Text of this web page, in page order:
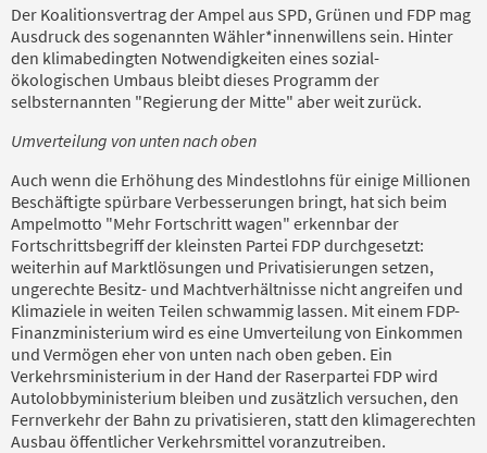
Der Koalitionsvertrag der Ampel aus SPD, Grünen und FDP mag
Ausdruck des sogenannten Wähler*innenwillens sein. Hinter
den klimabedingten Notwendigkeiten eines sozial-
ökologischen Umbaus bleibt dieses Programm der
selbsternannten "Regierung der Mitte" aber weit zurück.
Umverteilung von unten nach oben
Auch wenn die Erhöhung des Mindestlohns für einige Millionen
Beschäftigte spürbare Verbesserungen bringt, hat sich beim
Ampelmotto "Mehr Fortschritt wagen" erkennbar der
Fortschrittsbegriff der kleinsten Partei FDP durchgesetzt:
weiterhin auf Marktlösungen und Privatisierungen setzen,
ungerechte Besitz- und Machtverhältnisse nicht angreifen und
Klimaziele in weiten Teilen schwammig lassen. Mit einem FDP-
Finanzministerium wird es eine Umverteilung von Einkommen
und Vermögen eher von unten nach oben geben. Ein
Verkehrsministerium in der Hand der Raserpartei FDP wird
Autolobbyministerium bleiben und zusätzlich versuchen, den
Fernverkehr der Bahn zu privatisieren, statt den klimagerechten
Ausbau öffentlicher Verkehrsmittel voranzutreiben.